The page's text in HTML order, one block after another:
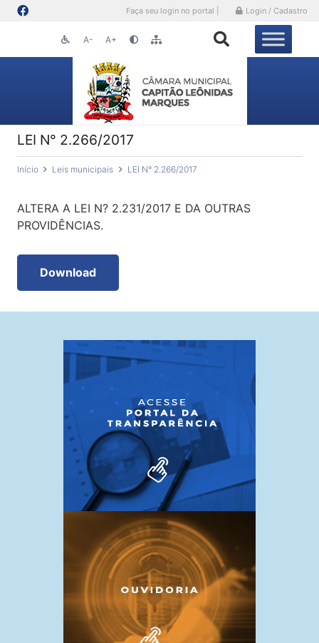
Faça seu login no portal | Login / Cadastro
A- A+
LEI N° 2.266/2017
Início Leis municipais LEI N° 2.266/2017
ALTERA A LEI N? 2.231/2017 E DA OUTRAS
PROVIDÊNCIAS.
Download